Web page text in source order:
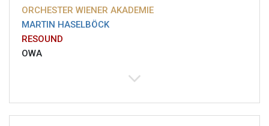
ORCHESTER WIENER AKADEMIE
MARTIN HASELBÖCK
RESOUND
OWA